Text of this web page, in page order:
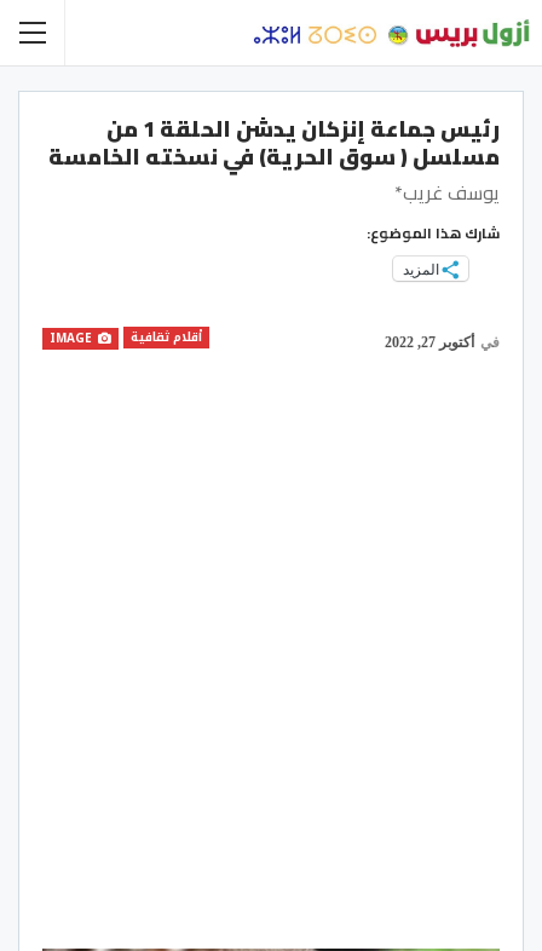
رئيس جماعة إنزكان يدشن الحلقة 1 من
مسلسل ( سوق الحرية) في نسخته الخامسة
يوسف غريب*
شارك هذا الموضوع:
المزيد
أقلام ثقافية في أكتوبر 27, 2022